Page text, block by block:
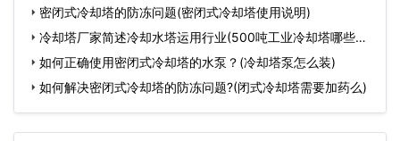
风 密闭式冷却塔的防冻问题(密闭式冷却塔使用说明)
冷却塔厂家简述冷却水塔运用行业(500吨工业冷却塔哪些厂
家 如何正确使用密闭式冷却塔的水泵？(冷却塔泵怎么装)
如何解决密闭式冷却塔的防冻问题?(闭式冷却塔需要加药么)